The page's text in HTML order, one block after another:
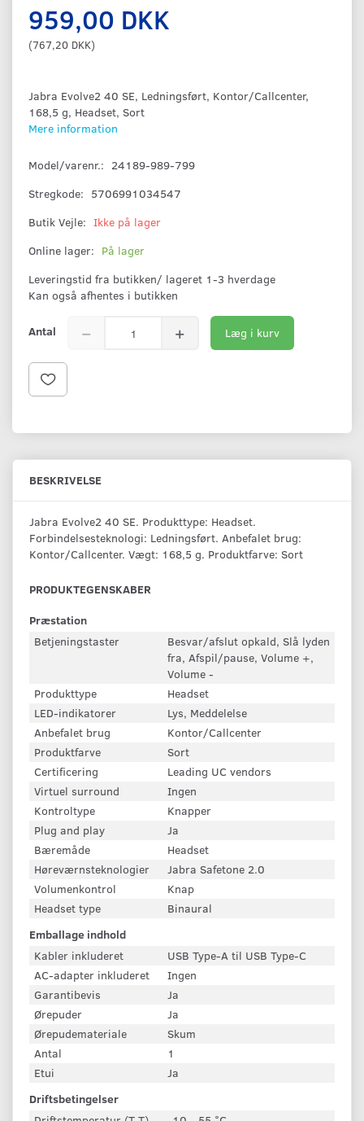
959,00 DKK
(767,20 DKK)
Jabra Evolve2 40 SE, Ledningsført, Kontor/Callcenter,
168,5 g, Headset, Sort
Mere information
Model/varenr.: 24189-989-799
Stregkode: 5706991034547
Butik Vejle: Ikke på lager
Online lager: På lager
Leveringstid fra butikken/ lageret 1-3 hverdage
Kan også afhentes i butikken
Antal Læg i kurv
BESKRIVELSE
Jabra Evolve2 40 SE. Produkttype: Headset.
Forbindelsesteknologi: Ledningsført. Anbefalet brug:
Kontor/Callcenter. Vægt: 168,5 g. Produktfarve: Sort
PRODUKTEGENSKABER
Præstation
Betjeningstaster
Besvar/afslut opkald, Slå lyden
fra, Afspil/pause, Volume +,
Volume -
Produkttype
Headset
LED-indikatorer
Lys, Meddelelse
Anbefalet brug
Kontor/Callcenter
Produktfarve
Sort
Certificering
Leading UC vendors
Virtuel surround
Ingen
Kontroltype
Knapper
Plug and play
Ja
Bæremåde
Headset
Høreværnsteknologier
Jabra Safetone 2.0
Volumenkontrol
Knap
Headset type
Binaural
Emballage indhold
Kabler inkluderet
USB Type-A til USB Type-C
AC-adapter inkluderet
Ingen
Garantibevis
Ja
Ørepuder
Ja
Ørepudemateriale
Skum
Antal
1
Etui
Ja
Driftsbetingelser